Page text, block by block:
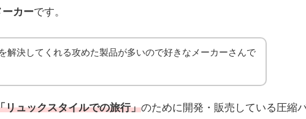
ーカーです。
解決してくれる攻めた製品が多いので好きなメーカーさんで
リュックスタイルでの旅行」のために開発・販売している圧縮